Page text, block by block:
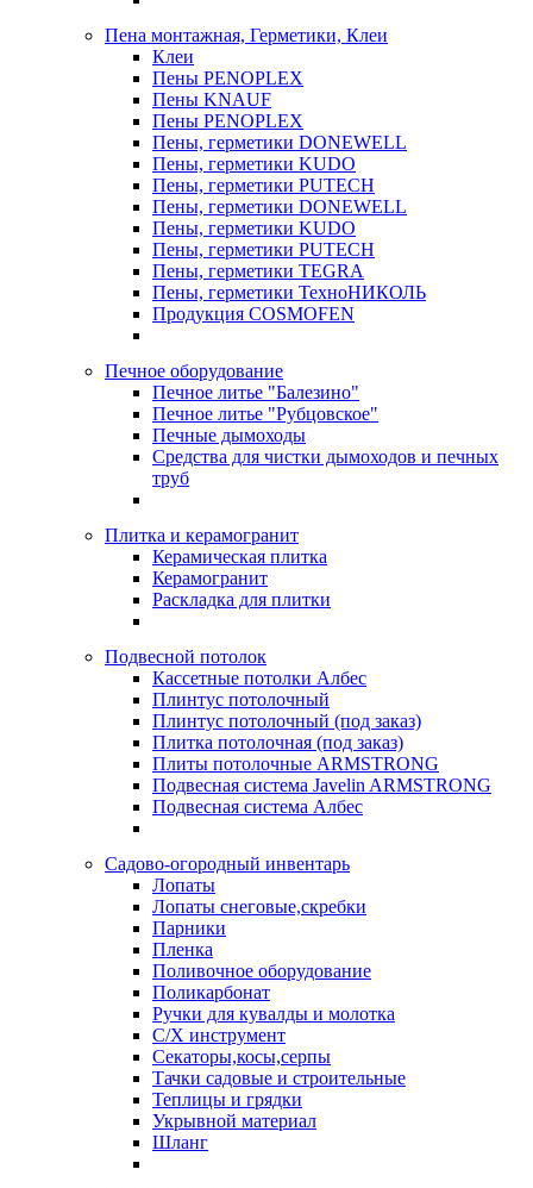
Пена монтажная, Герметики, Клеи
Клеи
Пены PENOPLEX
Пены KNAUF
Пены PENOPLEX
Пены, герметики DONEWELL
Пены, герметики KUDO
Пены, герметики PUTECH
Пены, герметики DONEWELL
Пены, герметики KUDO
Пены, герметики PUTECH
Пены, герметики TEGRA
Пены, герметики ТехноНИКОЛЬ
Продукция COSMOFEN
Печное оборудование
Печное литье "Балезино"
Печное литье "Рубцовское"
Печные дымоходы
Средства для чистки дымоходов и печных
труб
Плитка и керамогранит
Керамическая плитка
Керамогранит
Раскладка для плитки
Подвесной потолок
Кассетные потолки Албес
Плинтус потолочный
Плинтус потолочный (под заказ)
Плитка потолочная (под заказ)
Плиты потолочные ARMSTRONG
Подвесная система Javelin ARMSTRONG
Подвесная система Албес
Садово-огородный инвентарь
Лопаты
Лопаты снеговые,скребки
Парники
Пленка
Поливочное оборудование
Поликарбонат
Ручки для кувалды и молотка
С/Х инструмент
Секаторы,косы,серпы
Тачки садовые и строительные
Теплицы и грядки
Укрывной материал
Шланг